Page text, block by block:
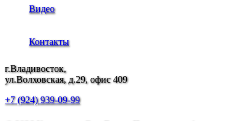
Видео
Контакты
г.Владивосток,
ул.Волховская, д.29, офис 409
+7 (924) 939-09-99